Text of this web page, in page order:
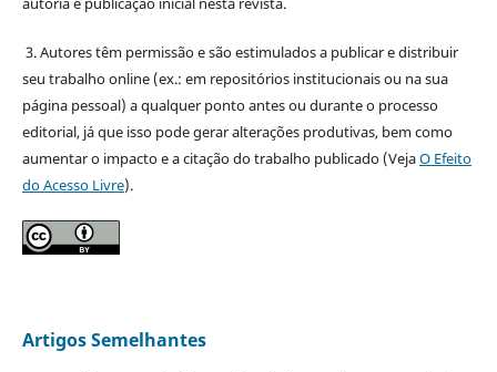
3. Autores têm permissão e são estimulados a publicar e distribuir
seu trabalho online (ex.: em repositórios institucionais ou na sua
página pessoal) a qualquer ponto antes ou durante o processo
editorial, já que isso pode gerar alterações produtivas, bem como
aumentar o impacto e a citação do trabalho publicado (VejaO Efeito
do Acesso Livre).
Artigos Semelhantes